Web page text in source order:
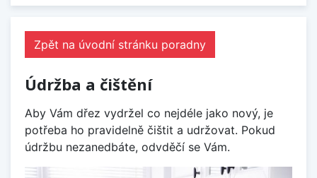
Zpět na úvodní stránku poradny
Údržba a čištění
Aby Vám dřez vydržel co nejdéle jako nový, je
potřeba ho pravidelně čištit a udržovat. Pokud
údržbu nezanedbáte, odvděčí se Vám.